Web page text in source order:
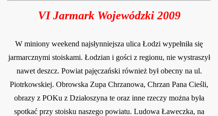
VI Jarmark Wojewódzki2009
W miniony weekend najsłynniejsza ulica Łodzi wypełniła się
jarmarcznymi stoiskami. Łodzian i gości z regionu, nie wystraszył
nawet deszcz. Powiat pajęczański również był obecny na ul.
Piotrkowskiej. Obrowska Zupa Chrzanowa, Chrzan Pana Cieśli,
obrazyz POKu z Działoszyna te oraz inne rzeczy można była
spotkać przy stoisku naszego powiatu. Ludowa Ławeczka, na